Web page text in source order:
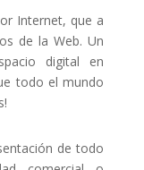
Internet, que a
de la Web.Un
digital en
todo el mundo
de todo